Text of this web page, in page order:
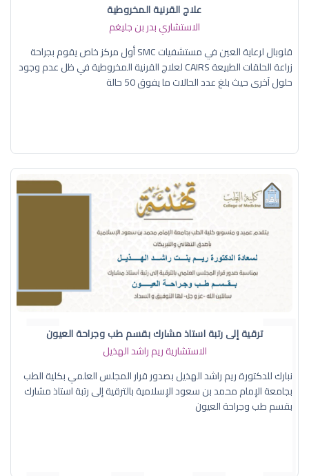
علاج القرنية المخروطية
الاستشاري بدر بن جليغم
قلوبال لرعاية العين في مستشفيات SMC أول مركز خاص يقوم بجراحة
زراعة الحلقات الطبيعة CAIRS لعلاج القرنية المخروطية في ظل عدم وجود
حلول آخرى حيث بلغ عدد الحالات ما يفوق 50 حالة
ترقية إلى رتبة استاذ مشارك بقسم طب وجراحة العيون
الاستشارية ريم راشد الهذيل
نبارك للدكتورة ريم راشد الهذيل بصدور قرار المجلس العلمي بكلية الطب
بجامعة الإمام محمد بن سعود الإسلامية بالترقية إلى رتبة استاذ مشارك
بقسم طب وجراحة العيون